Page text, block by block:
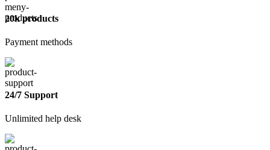
20k products
Payment methods
24/7 Support
Unlimited help desk